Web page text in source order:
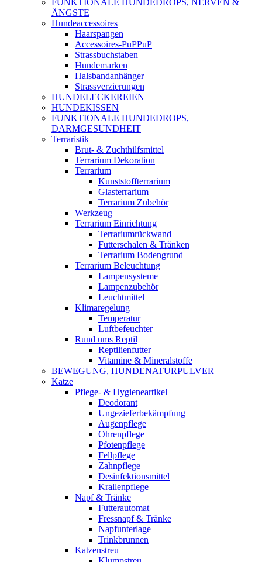
FUNKTIONALE HUNDEDROPS, NERVEN &
ÄNGSTE
Hundeaccessoires
Haarspangen
Accessoires-PuPPuP
Strassbuchstaben
Hundemarken
Halsbandanhänger
Strassverzierungen
HUNDELECKEREIEN
HUNDEKISSEN
FUNKTIONALE HUNDEDROPS,
DARMGESUNDHEIT
Terraristik
Brut- & Zuchthilfsmittel
Terrarium Dekoration
Terrarium
Kunststoffterrarium
Glasterrarium
Terrarium Zubehör
Werkzeug
Terrarium Einrichtung
Terrariumrückwand
Futterschalen & Tränken
Terrarium Bodengrund
Terrarium Beleuchtung
Lampensysteme
Lampenzubehör
Leuchtmittel
Klimaregelung
Temperatur
Luftbefeuchter
Rund ums Reptil
Reptilienfutter
Vitamine & Mineralstoffe
BEWEGUNG, HUNDENATURPULVER
Katze
Pflege- & Hygieneartikel
Deodorant
Ungezieferbekämpfung
Augenpflege
Ohrenpflege
Pfotenpflege
Fellpflege
Zahnpflege
Desinfektionsmittel
Krallenpflege
Napf & Tränke
Futterautomat
Fressnapf & Tränke
Napfunterlage
Trinkbrunnen
Katzenstreu